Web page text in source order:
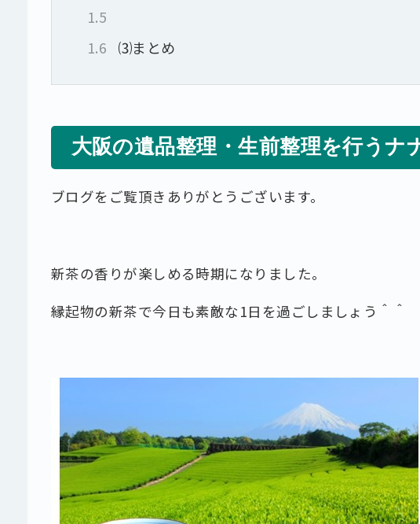
1.5
1.6
⑶まとめ
大阪の遺品整理・生前整理を行うナ
ブログをご覧頂きありがとうございます。
新茶の香りが楽しめる時期になりました。
縁起物の新茶で今日も素敵な1日を過ごしましょう＾＾